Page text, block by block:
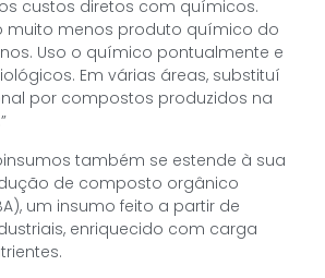
custos diretos com químicos.
muito menos produto químico do
Uso o químico pontualmente e
Em várias áreas, substituí
por compostos produzidos na
também se estende à sua
de composto orgânico
um insumo feito a partir de
enriquecido com carga